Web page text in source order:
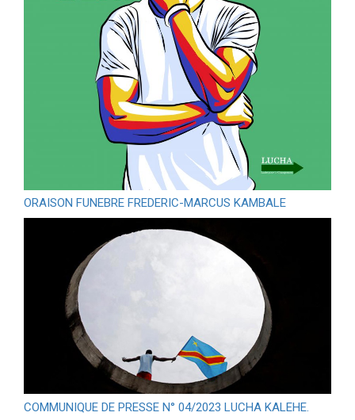
ORAISON FUNEBRE FREDERIC-MARCUS KAMBALE
COMMUNIQUE DE PRESSE N° 04/2023 LUCHA KALEHE.